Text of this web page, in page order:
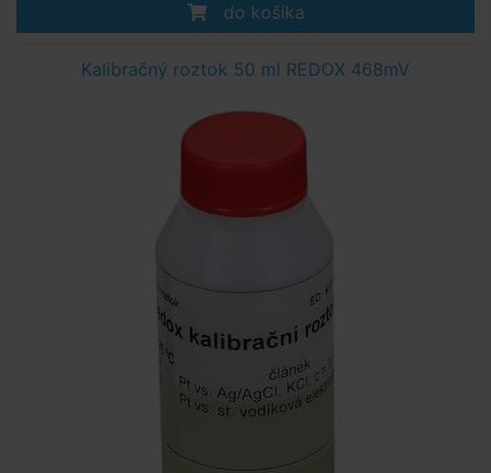
do košíka
Kalibračný roztok 50 ml REDOX 468mV